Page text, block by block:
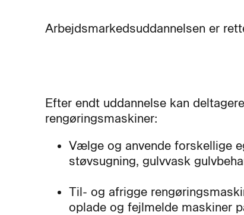
Arbejdsmarkedsuddannelsen er
Efter endt uddannelse kan
rengøringsmaskiner:
Vælge og anvende forskellige
støvsugning, gulvvask
Til- og afrigge
oplade og fejlmelde maskiner